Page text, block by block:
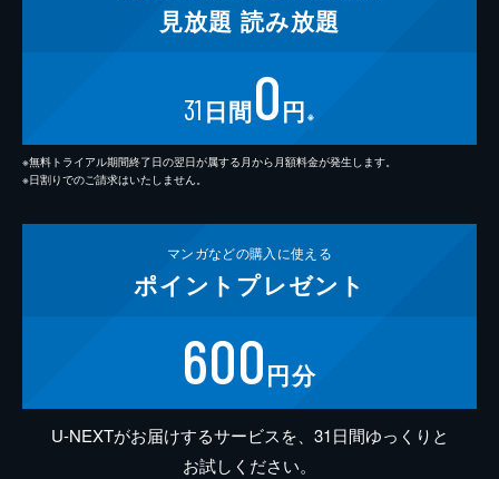
見放題 読み放題
31 日間0円 ※
※無料トライアル期間終了日の翌日が属する月から月額料金が発生します。
※日割りでのご請求はいたしません。
マンガなどの購入に使える
ポイント プレゼント
600円分
U-NEXTがお届けするサービスを、31日間ゆっくりと
お試しください。